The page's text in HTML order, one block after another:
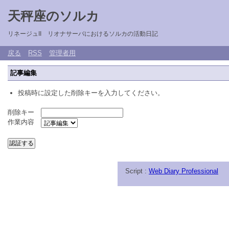
天秤座のソルカ
リネージュII リオナサーバにおけるソルカの活動日記
戻る RSS 管理者用
記事編集
投稿時に設定した削除キーを入力してください。
削除キー
作業内容
Script : Web Diary Professional